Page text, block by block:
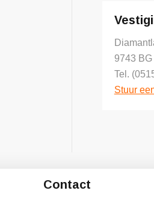
9743
Tel.
Stuur
Contact